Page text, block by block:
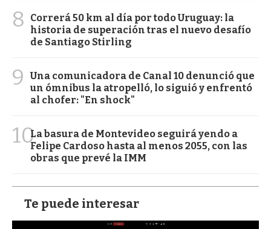
8
Correrá 50 km al día por todo Uruguay: la
historia de superación tras el nuevo desafío
de Santiago Stirling
9
Una comunicadora de Canal 10 denunció que
un ómnibus la atropelló, lo siguió y enfrentó
al chofer: "En shock"
10La basura de Montevideo seguirá yendo a
Felipe Cardoso hasta al menos 2055, con las
obras que prevé la IMM
Te puede interesar